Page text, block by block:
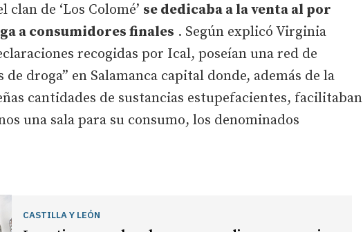
clan de ‘Los Colomé’ se dedicaba a la venta al por
a consumidores finales . Según explicó Virginia
recogidas por Ical, poseían una red de
droga” en Salamanca capital donde, además de la
cantidades de sustancias estupefacientes, facilitaban
una sala para su consumo, los denominados
CASTILLA Y LEÓN